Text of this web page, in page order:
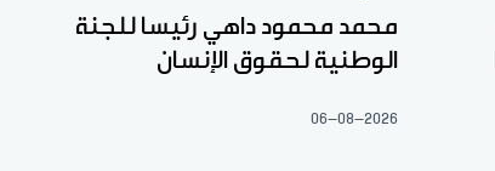
محمد محمود داهي رئيسا للجنة
الوطنية لحقوق الإنسان
06-08-2026